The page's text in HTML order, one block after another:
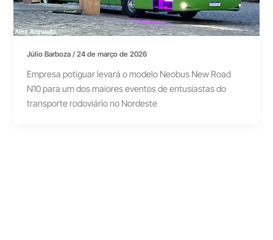
Júlio Barboza/24 de março de 2026
Empresa potiguar levará o modelo Neobus New Road
N10 para um dos maiores eventos de entusiastas do
transporte rodoviário no Nordeste